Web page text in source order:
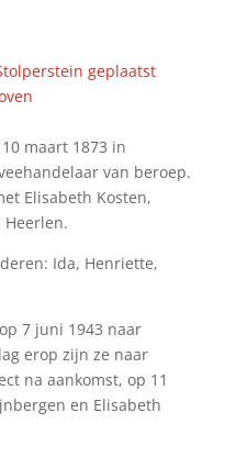
geplaatst
maart 1873 in
van beroep.
Elisabeth Kosten,
Heerlen.
Ida, Henriette,
7 juni 1943 naar
erop zijn ze naar
na aankomst, op 11
en Elisabeth